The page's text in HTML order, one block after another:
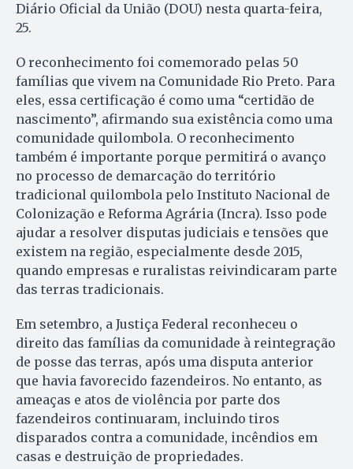
Diário Oficial da União (DOU) nesta quarta-feira,
25.
O reconhecimento foi comemorado pelas 50
famílias que vivem na Comunidade Rio Preto. Para
eles, essa certificação é como uma “certidão de
nascimento”, afirmando sua existência como uma
comunidade quilombola. O reconhecimento
também é importante porque permitirá o avanço
no processo de demarcação do território
tradicional quilombola pelo Instituto Nacional de
Colonização e Reforma Agrária (Incra). Isso pode
ajudar a resolver disputas judiciais e tensões que
existem na região, especialmente desde 2015,
quando empresas e ruralistas reivindicaram parte
das terras tradicionais.
Em setembro, a Justiça Federal reconheceu o
direito das famílias da comunidade à reintegração
de posse das terras, após uma disputa anterior
que havia favorecido fazendeiros. No entanto, as
ameaças e atos de violência por parte dos
fazendeiros continuaram, incluindo tiros
disparados contra a comunidade, incêndios em
casas e destruição de propriedades.